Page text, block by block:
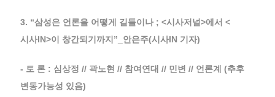
3. “삼성은 언론을 어떻게 길들이나 ; <시사저널>에서 <
시사IN>이 창간되기까지”_안은주(시사IN 기자)
- 토 론 : 심상정 // 곽노현 // 참여연대 // 민변 // 언론계 (추후
변동가능성 있음)